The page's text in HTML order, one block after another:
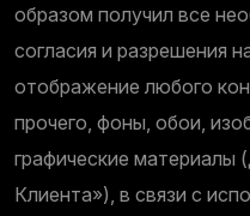
образом получил все
согласия и разрешения
отображение любого
прочего, фоны, обои,
графические материалы
Клиента»), в связи с